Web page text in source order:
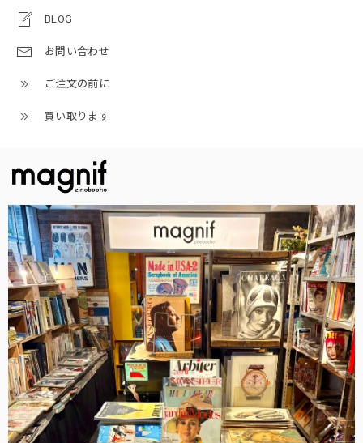
BLOG
お問い合わせ
ご注文の前に
買い取ります